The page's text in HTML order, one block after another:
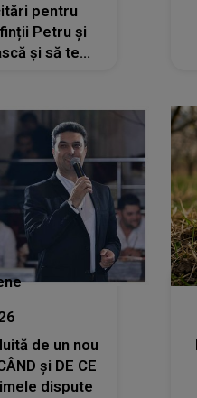
pentru
Petru și
și să te
ani!”
de un nou
și DE CE
dispute